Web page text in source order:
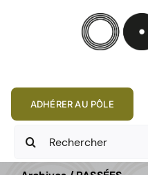
ADHÉRER AU PÔLE
Rechercher: